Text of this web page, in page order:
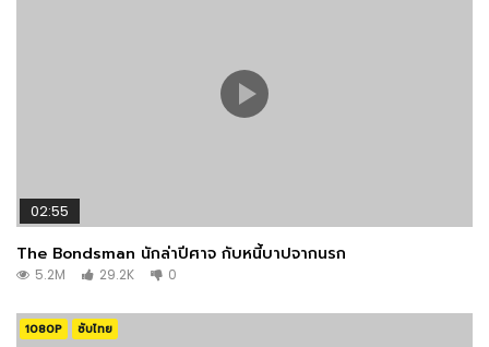
02:55
The Bondsman นักล่าปีศาจ กับหนี้บาปจากนรก
5.2M 29.2K 0
1080P ซับไทย